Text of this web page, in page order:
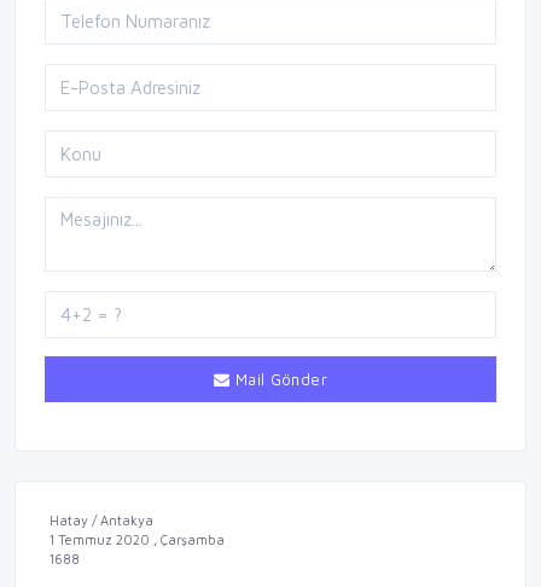
Mail Gönder
Hatay / Antakya
1 Temmuz 2020 , Çarşamba
1688